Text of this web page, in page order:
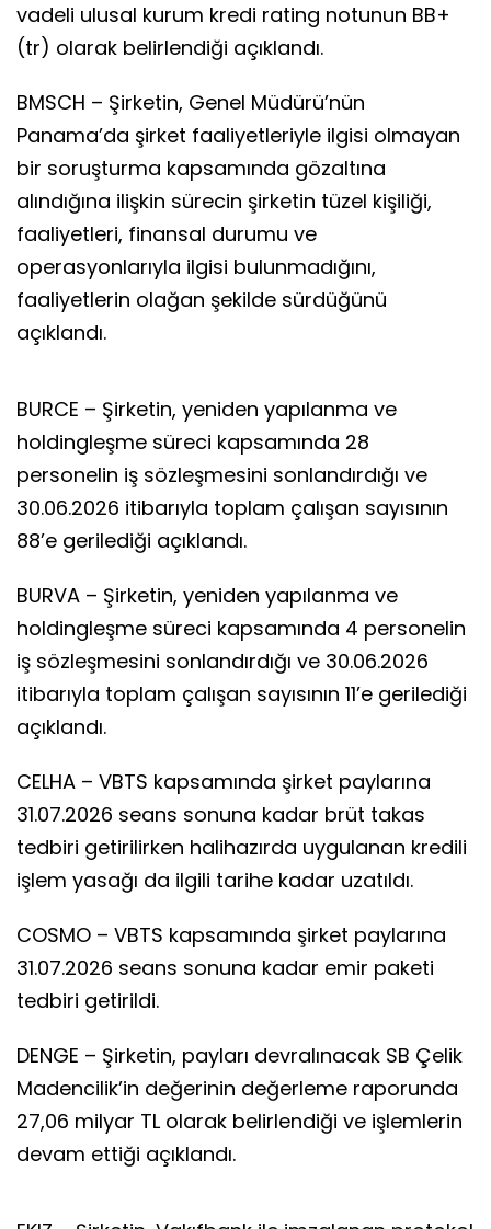
vadeli ulusal kurum kredi rating notunun BB+
(tr) olarak belirlendiği açıklandı.
BMSCH – Şirketin, Genel Müdürü’nün
Panama’da şirket faaliyetleriyle ilgisi olmayan
bir soruşturma kapsamında gözaltına
alındığına ilişkin sürecin şirketin tüzel kişiliği,
faaliyetleri, finansal durumu ve
operasyonlarıyla ilgisi bulunmadığını,
faaliyetlerin olağan şekilde sürdüğünü
açıklandı.
BURCE – Şirketin, yeniden yapılanma ve
holdingleşme süreci kapsamında 28
personelin iş sözleşmesini sonlandırdığı ve
30.06.2026 itibarıyla toplam çalışan sayısının
88’e gerilediği açıklandı.
BURVA – Şirketin, yeniden yapılanma ve
holdingleşme süreci kapsamında 4 personelin
iş sözleşmesini sonlandırdığı ve 30.06.2026
itibarıyla toplam çalışan sayısının 11’e gerilediği
açıklandı.
CELHA – VBTS kapsamında şirket paylarına
31.07.2026 seans sonuna kadar brüt takas
tedbiri getirilirken halihazırda uygulanan kredili
işlem yasağı da ilgili tarihe kadar uzatıldı.
COSMO – VBTS kapsamında şirket paylarına
31.07.2026 seans sonuna kadar emir paketi
tedbiri getirildi.
DENGE – Şirketin, payları devralınacak SB Çelik
Madencilik’in değerinin değerleme raporunda
27,06 milyar TL olarak belirlendiği ve işlemlerin
devam ettiği açıklandı.